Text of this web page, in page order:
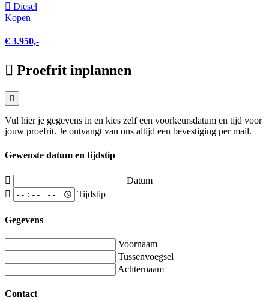
Diesel
Kopen
€ 3.950,-
Proefrit inplannen
Vul hier je gegevens in en kies zelf een voorkeursdatum en tijd voor
jouw proefrit. Je ontvangt van ons altijd een bevestiging per mail.
Gewenste datum en tijdstip
Datum
Tijdstip
Gegevens
Voornaam
Tussenvoegsel
Achternaam
Contact